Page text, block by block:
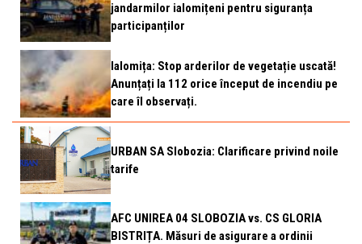
jandarmilor ialomițeni pentru siguranța
participanților
Ialomița: Stop arderilor de vegetație uscată!
Anunțați la 112 orice început de incendiu pe
care îl observați.
URBAN SA Slobozia: Clarificare privind noile
tarife
AFC UNIREA 04 SLOBOZIA vs. CS GLORIA
BISTRIȚA. Măsuri de asigurare a ordinii